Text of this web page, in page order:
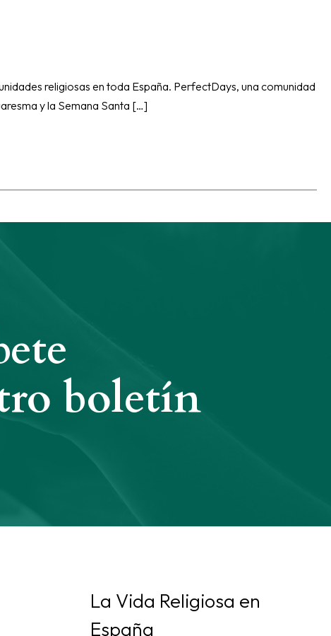
religiosas en toda España. PerfectDays, una comunidad
y la Semana Santa […]
boletín
La Vida Religiosa en
España